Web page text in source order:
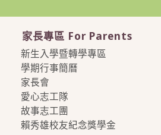
家長專區 For Parents
新生入學暨轉學專區
學期行事簡曆
家長會
愛心志工隊
故事志工團
賴秀雄校友紀念獎學金